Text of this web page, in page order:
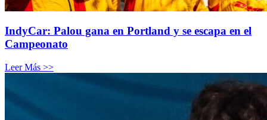
IndyCar: Palou gana en Portland y se escapa en el
Campeonato
Leer Más >>